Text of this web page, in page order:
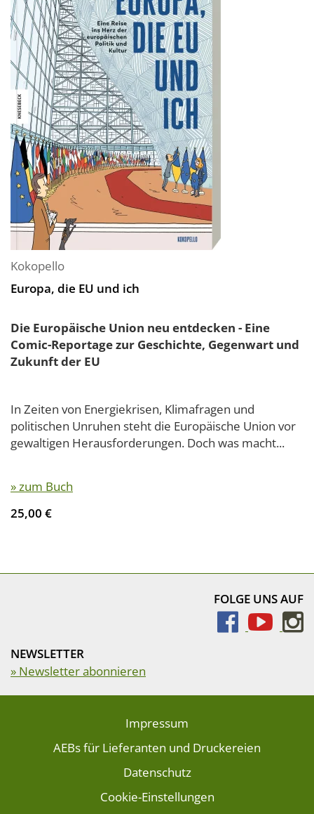
Kokopello
Europa, die EU und ich
Die Europäische Union neu entdecken - Eine
Comic-Reportage zur Geschichte, Gegenwart und
Zukunft der EU
In Zeiten von Energiekrisen, Klimafragen und
politischen Unruhen steht die Europäische Union vor
gewaltigen Herausforderungen. Doch was macht...
» zum Buch
25,00 €
FOLGE UNS AUF
NEWSLETTER
» Newsletter abonnieren
Impressum
AEBs für Lieferanten und Druckereien
Datenschutz
Cookie-Einstellungen